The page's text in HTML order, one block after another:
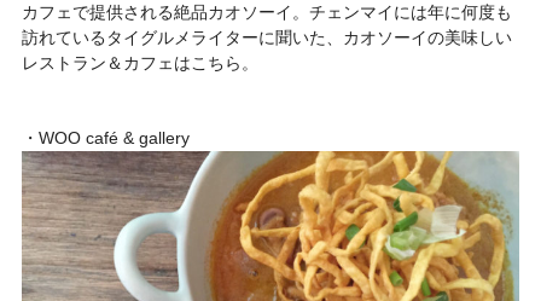
カフェで提供される絶品カオソーイ。チェンマイには年に何度も
訪れているタイグルメライターに聞いた、カオソーイの美味しい
レストラン＆カフェはこちら。
・WOO café & gallery